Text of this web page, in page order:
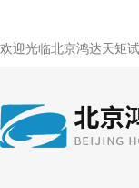
欢迎光临北京鸿达天矩